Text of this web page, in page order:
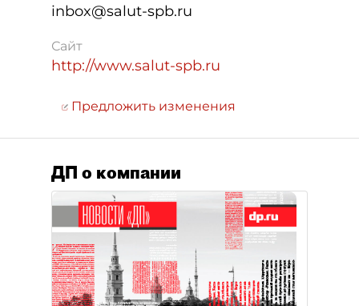
inbox@salut-spb.ru
Сайт
http://www.salut-spb.ru
Предложить изменения
ДП о компании